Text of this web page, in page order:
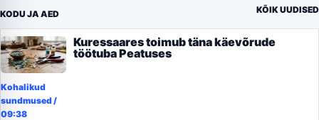
KODU JA AED KÕIK UUDISED
Kuressaares toimub täna käevõrude
töötuba Peatuses
Kohalikud
sundmused/
09:38